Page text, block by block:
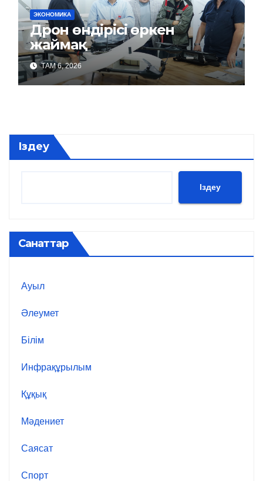
ЭКОНОМИКА
Дрон өндірісі өркен
жаймақ
ТАМ 6, 2026
Іздеу
Іздеу
Санаттар
Ауыл
Әлеумет
Білім
Инфрақұрылым
Құқық
Мәдениет
Саясат
Спорт